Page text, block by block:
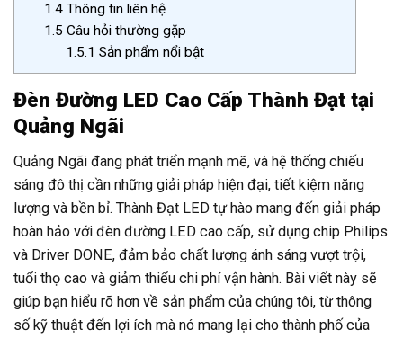
1.4 Thông tin liên hệ
1.5 Câu hỏi thường gặp
1.5.1 Sản phẩm nổi bật
Đèn Đường LED Cao Cấp Thành Đạt tại
Quảng Ngãi
Quảng Ngãi đang phát triển mạnh mẽ, và hệ thống chiếu
sáng đô thị cần những giải pháp hiện đại, tiết kiệm năng
lượng và bền bỉ. Thành Đạt LED tự hào mang đến giải pháp
hoàn hảo với đèn đường LED cao cấp, sử dụng chip Philips
và Driver DONE, đảm bảo chất lượng ánh sáng vượt trội,
tuổi thọ cao và giảm thiểu chi phí vận hành. Bài viết này sẽ
giúp bạn hiểu rõ hơn về sản phẩm của chúng tôi, từ thông
số kỹ thuật đến lợi ích mà nó mang lại cho thành phố của